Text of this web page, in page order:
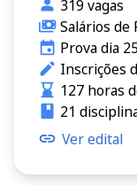
319 vagas
Salários de
Prova dia
Inscrições
127 horas
21
Ver edital